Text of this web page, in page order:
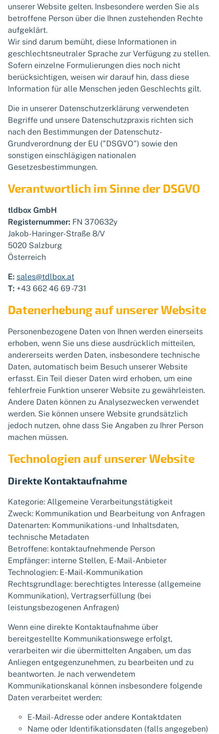
unserer Website gelten. Insbesondere werden Sie als
betroffene Person über die Ihnen zustehenden Rechte
aufgeklärt.
Wir sind darum bemüht, diese Informationen in
geschlechtsneutraler Sprache zur Verfügung zu stellen.
Sofern einzelne Formulierungen dies noch nicht
berücksichtigen, weisen wir darauf hin, dass diese
Information für alle Menschen jeden Geschlechts gilt.
Die in unserer Datenschutzerklärung verwendeten
Begriffe und unsere Datenschutzpraxis richten sich
nach den Bestimmungen der Datenschutz-
Grundverordnung der EU ("DSGVO") sowie den
sonstigen einschlägigen nationalen
Gesetzesbestimmungen.
Verantwortlich im Sinne der DSGVO
tldbox GmbH
Registernummer: FN 370632y
Jakob-Haringer-Straße 8/V
5020 Salzburg
Österreich
E: sales@tdlbox.at
T: +43 662 46 69 -731
Datenerhebung auf unserer Website
Personenbezogene Daten von Ihnen werden einerseits
erhoben, wenn Sie uns diese ausdrücklich mitteilen,
andererseits werden Daten, insbesondere technische
Daten, automatisch beim Besuch unserer Website
erfasst. Ein Teil dieser Daten wird erhoben, um eine
fehlerfreie Funktion unserer Website zu gewährleisten.
Andere Daten können zu Analysezwecken verwendet
werden. Sie können unsere Website grundsätzlich
jedoch nutzen, ohne dass Sie Angaben zu Ihrer Person
machen müssen.
Technologien auf unserer Website
Direkte Kontaktaufnahme
Kategorie: Allgemeine Verarbeitungstätigkeit
Zweck: Kommunikation und Bearbeitung von Anfragen
Datenarten: Kommunikations- und Inhaltsdaten,
technische Metadaten
Betroffene: kontaktaufnehmende Person
Empfänger: interne Stellen, E-Mail-Anbieter
Technologien: E-Mail-Kommunikation
Rechtsgrundlage: berechtigtes Interesse (allgemeine
Kommunikation), Vertragserfüllung (bei
leistungsbezogenen Anfragen)
Wenn eine direkte Kontaktaufnahme über
bereitgestellte Kommunikationswege erfolgt,
verarbeiten wir die übermittelten Angaben, um das
Anliegen entgegenzunehmen, zu bearbeiten und zu
beantworten. Je nach verwendetem
Kommunikationskanal können insbesondere folgende
Daten verarbeitet werden:
E-Mail-Adresse oder andere Kontaktdaten
Name oder Identifikationsdaten (falls angegeben)